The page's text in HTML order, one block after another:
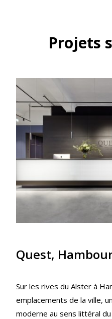
Projets
Quest,
Sur les rives du Alster à
emplacements de la ville,
moderne au sens littéral